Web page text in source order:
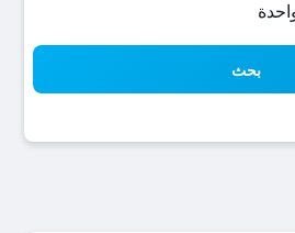
بحث